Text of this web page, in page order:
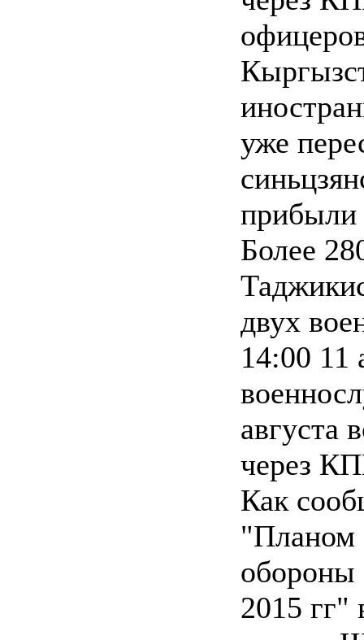
уже
прибыли
Более
двух
14:00 11
августа
через
Как
"Планом
2015 гг"